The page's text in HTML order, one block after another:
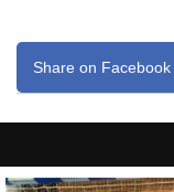
Share on Facebook